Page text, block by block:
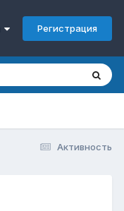
Регистрация
Активность